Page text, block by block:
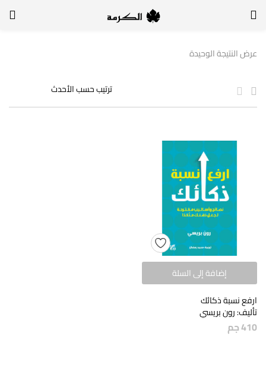
لتسجيل الدخول, أدخل اسم المستخدم وكلمة السر
تذكر بياناتي
عرض النتيجة الوحيدة
إضافة إلى السلة
ارفع نسبة ذكائك
تأليف: رون بريسي
410جم